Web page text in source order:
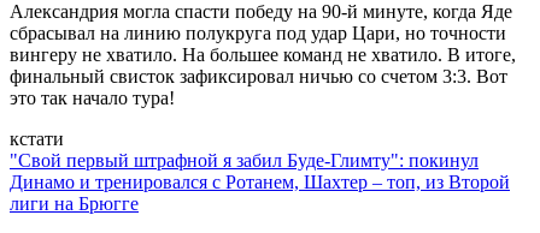
Александрия могла спасти победу на 90-й минуте, когда Яде
сбрасывал на линию полукруга под удар Цари, но точности
вингеру не хватило. На большее команд не хватило. В итоге,
финальный свисток зафиксировал ничью со счетом 3:3. Вот
это так начало тура!
кстати
"Свой первый штрафной я забил Буде-Глимту": покинул
Динамо и тренировался с Ротанем, Шахтер – топ, из Второй
лиги на Брюгге